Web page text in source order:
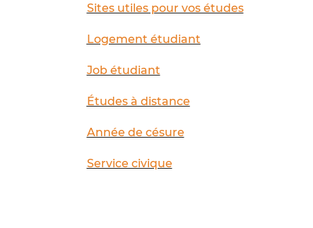
Sites utiles pour vos études
Logement étudiant
Job étudiant
Études à distance
Année de césure
Service civique